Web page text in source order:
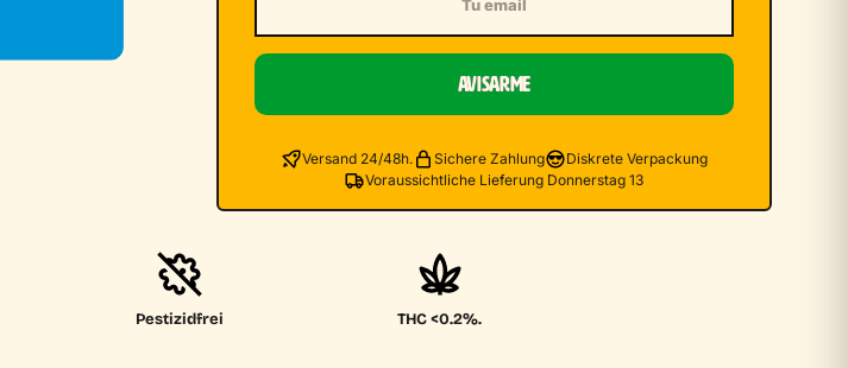
AVISARME
Versand 24/48h. Sichere Zahlung
Diskrete Verpackung
Voraussichtliche Lieferung Donnerstag 13
Pestizidfrei THC <0.2%.